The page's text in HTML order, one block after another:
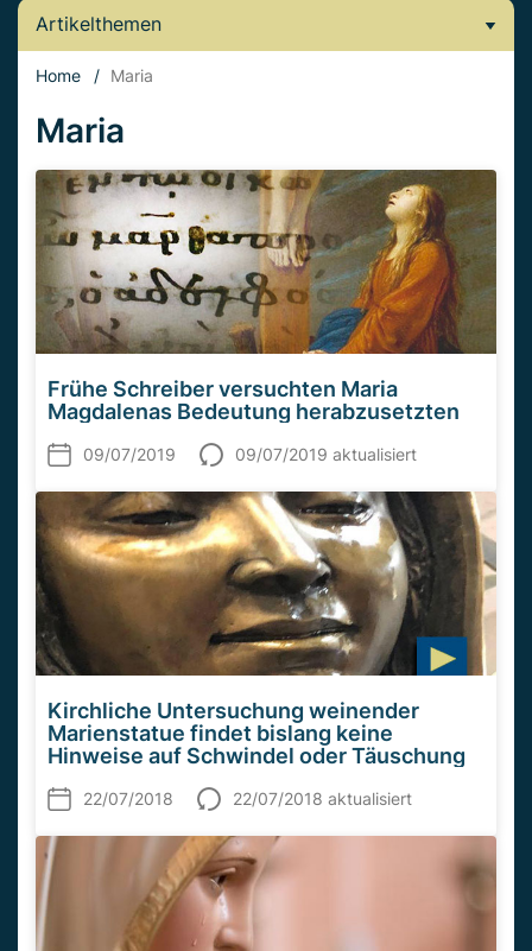
Artikelthemen
Home / Maria
Maria
Frühe Schreiber versuchten Maria
Magdalenas Bedeutung herabzusetzten
09/07/2019 09/07/2019 aktualisiert
Kirchliche Untersuchung weinender
Marienstatue findet bislang keine
Hinweise auf Schwindel oder Täuschung
22/07/2018 22/07/2018 aktualisiert